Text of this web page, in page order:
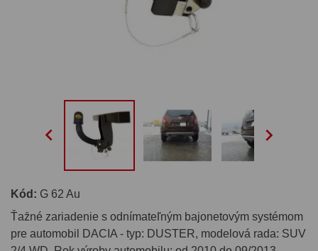
 
Kód: G 62 Au
Ťažné zariadenie s odnímateľným bajonetovým systémom
pre automobil DACIA - typ: DUSTER, modelová rada: SUV